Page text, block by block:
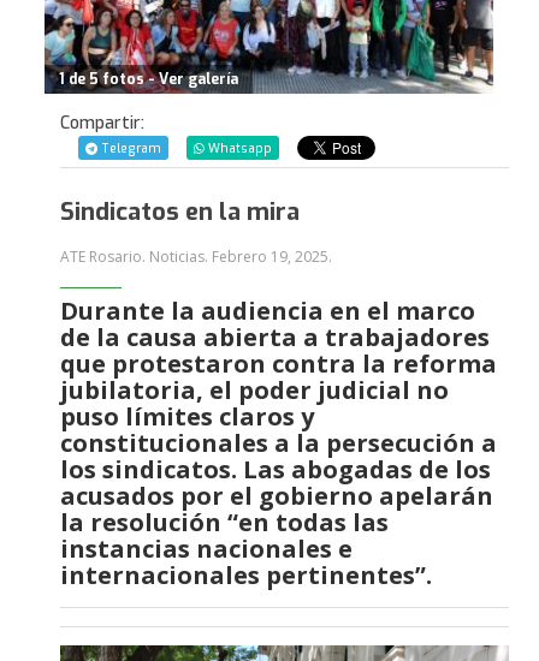
1 de 5 fotos - Ver galería
Compartir:
Telegram Whatsapp
Sindicatos en la mira
ATE Rosario. Noticias. Febrero 19, 2025.
Durante la audiencia en el marco
de la causa abierta a trabajadores
que protestaron contra la reforma
jubilatoria, el poder judicial no
puso límites claros y
constitucionales a la persecución a
los sindicatos. Las abogadas de los
acusados por el gobierno apelarán
la resolución “en todas las
instancias nacionales e
internacionales pertinentes”.